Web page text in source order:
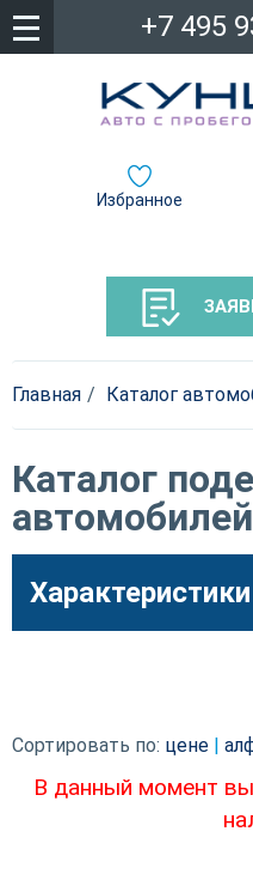
+7 495
Избранное
Главная Каталог
Каталог
автомобилей
Характеристики
Сортировать по: цене
В данный момент